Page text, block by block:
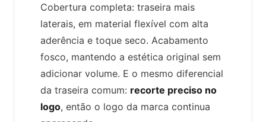
Cobertura completa: traseira mais
laterais, em material flexível com alta
aderência e toque seco. Acabamento
fosco, mantendo a estética original sem
adicionar volume. E o mesmo diferencial
da traseira comum: recorte preciso no
logo, então o logo da marca continua